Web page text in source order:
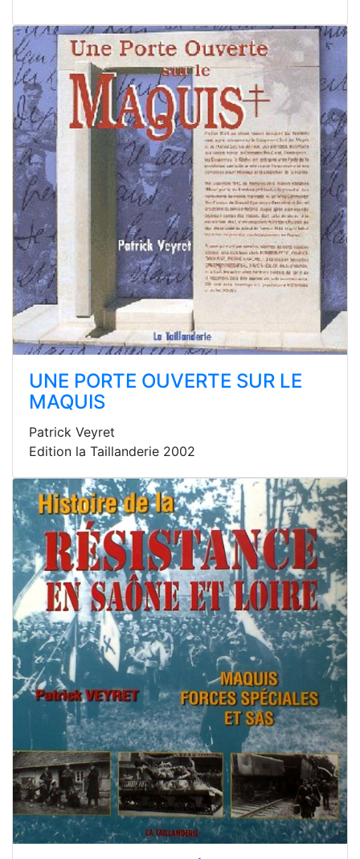
UNE PORTE OUVERTE SUR LE
MAQUIS
Patrick Veyret
Edition la Taillanderie 2002